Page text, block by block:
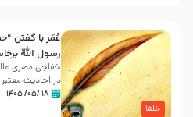
خلفا
عُمَر با گفتن
رسول اللّه
در احادیث
۱۸ /۰۵/ ۱۴۰۵